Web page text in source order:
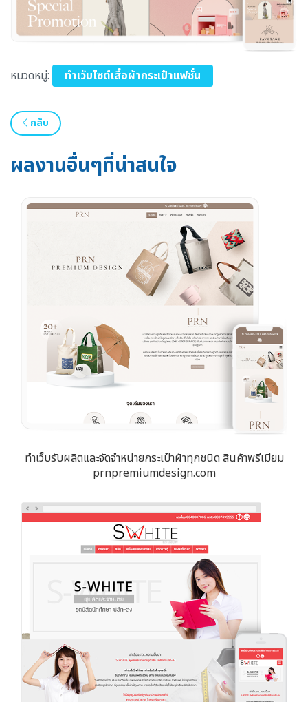
หมวดหมู่: ทำเว็บไซต์เสื้อผ้ากระเป๋าแฟชั่น
กลับ
ผลงานอื่นๆที่น่าสนใจ
ทำเว็บรับผลิตและจัดจำหน่ายกระเป๋าผ้าทุกชนิด สินค้าพรีเมียม
prnpremiumdesign.com